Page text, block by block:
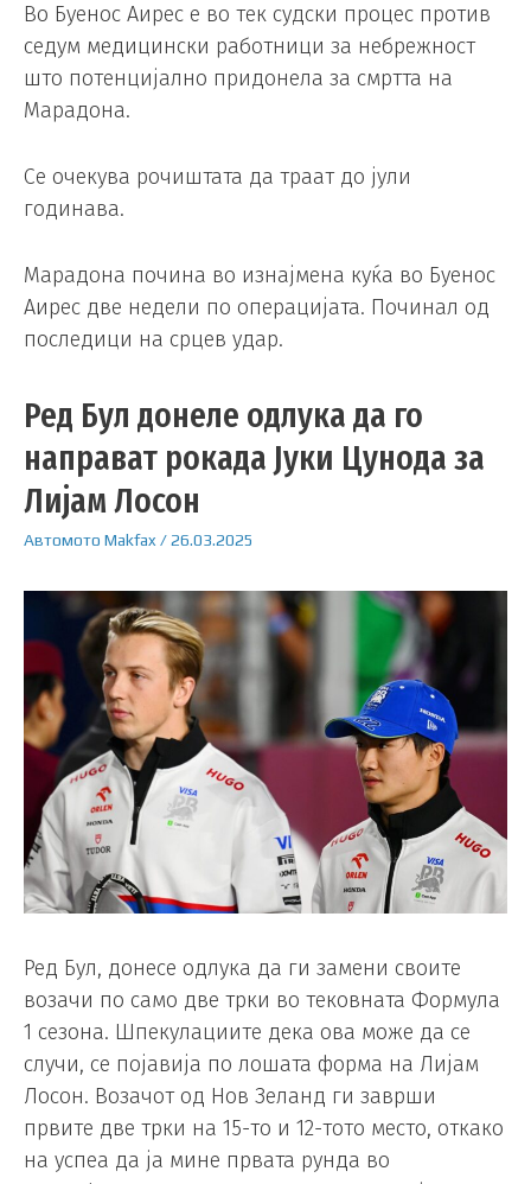
Во Буенос Аирес е во тек судски процес против
седум медицински работници за небрежност
што потенцијално придонела за смртта на
Марадона.
Се очекува рочиштата да траат до јули
годинава.
Марадона почина во изнајмена куќа во Буенос
Аирес две недели по операцијата. Починал од
последици на срцев удар.
Ред Бул донеле одлука да го
направат рокада Јуки Цунода за
Лијам Лосон
Автомото Makfax/26.03.2025
Ред Бул, донесе одлука да ги замени своите
возачи по само две трки во тековната Формула
1 сезона. Шпекулациите дека ова може да се
случи, се појавија по лошата форма на Лијам
Лосон. Возачот од Нов Зеланд ги заврши
првите две трки на 15-то и 12-тото место, откако
на успеа да ја мине првата рунда во